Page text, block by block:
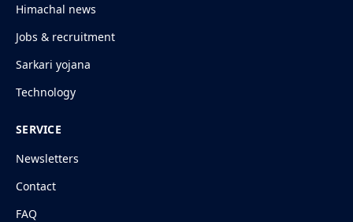
Himachal news
Jobs & recruitment
Sarkari yojana
Technology
SERVICE
Newsletters
Contact
FAQ